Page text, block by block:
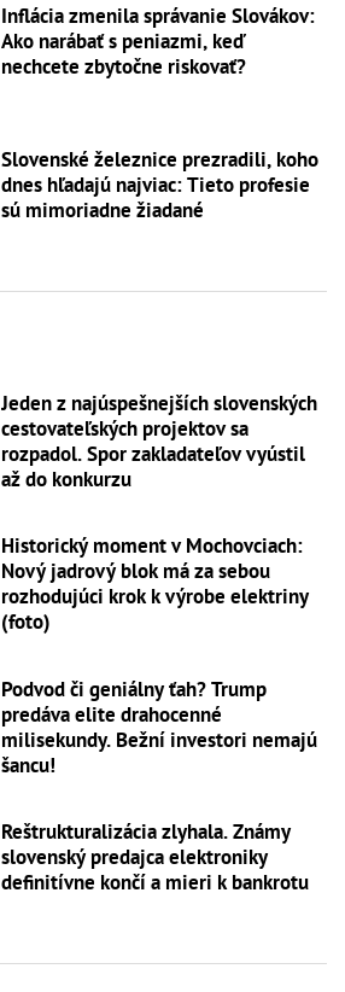
Inflácia zmenila správanie Slovákov:
Ako narábať s peniazmi, keď
nechcete zbytočne riskovať?
Slovenské železnice prezradili, koho
dnes hľadajú najviac: Tieto profesie
sú mimoriadne žiadané
Jeden z najúspešnejších slovenských
cestovateľských projektov sa
rozpadol. Spor zakladateľov vyústil
až do konkurzu
Historický moment v Mochovciach:
Nový jadrový blok má za sebou
rozhodujúci krok k výrobe elektriny
(foto)
Podvod či geniálny ťah? Trump
predáva elite drahocenné
milisekundy. Bežní investori nemajú
šancu!
Reštrukturalizácia zlyhala. Známy
slovenský predajca elektroniky
definitívne končí a mieri k bankrotu